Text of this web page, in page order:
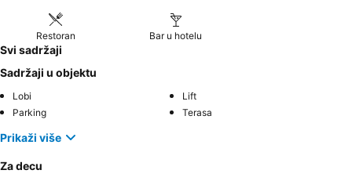
Restoran Bar u hotelu
Svi sadržaji
Sadržaji u objektu
Lobi
Lift
Parking
Terasa
Prikaži više
Za decu